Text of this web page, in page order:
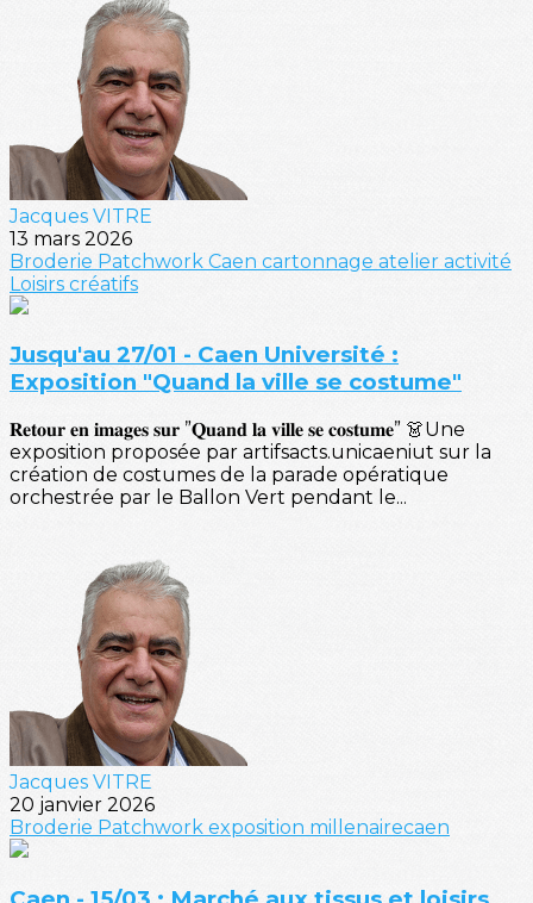
Jacques VITRE
13 mars 2026
Broderie Patchwork Caen cartonnage atelier activité
Loisirs créatifs
Jusqu'au 27/01 - Caen Université :
Exposition "Quand la ville se costume"
𝐑𝐞𝐭𝐨𝐮𝐫 𝐞𝐧 𝐢𝐦𝐚𝐠𝐞𝐬 𝐬𝐮𝐫 ”𝐐𝐮𝐚𝐧𝐝 𝐥𝐚 𝐯𝐢𝐥𝐥𝐞 𝐬𝐞 𝐜𝐨𝐬𝐭𝐮𝐦𝐞” 👗Une
exposition proposée par artifsacts.unicaeniut sur la
création de costumes de la parade opératique
orchestrée par le Ballon Vert pendant le...
Jacques VITRE
20 janvier 2026
Broderie Patchwork exposition millenairecaen